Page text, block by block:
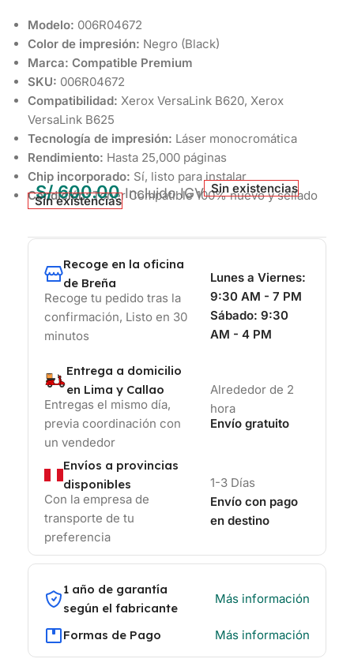
Modelo: 006R04672
Color de impresión: Negro (Black)
Marca: Compatible Premium
SKU: 006R04672
Compatibilidad: Xerox VersaLink B620, Xerox
VersaLink B625
Tecnología de impresión: Láser monocromática
Rendimiento: Hasta 25,000 páginas
Chip incorporado: Sí, listo para instalar
Condición:Toner Compatible 100% nuevo y sellado
S/600.00 Incluido IGV Sin existencias
Sin existencias
Recoge en la oficina
de Breña
Recoge tu pedido tras la
confirmación, Listo en 30
minutos
Lunes a Viernes:
9:30 AM - 7 PM
Sábado: 9:30
AM - 4 PM
Entrega a domicilio
en Lima y Callao
Entregas el mismo día,
previa coordinación con
un vendedor
Alrededor de 2
hora
Envío gratuito
Envíos a provincias
disponibles
Con la empresa de
transporte de tu
preferencia
1-3 Días
Envío con pago
en destino
1 año de garantía
según el fabricante
Más información
Formas de Pago Más información